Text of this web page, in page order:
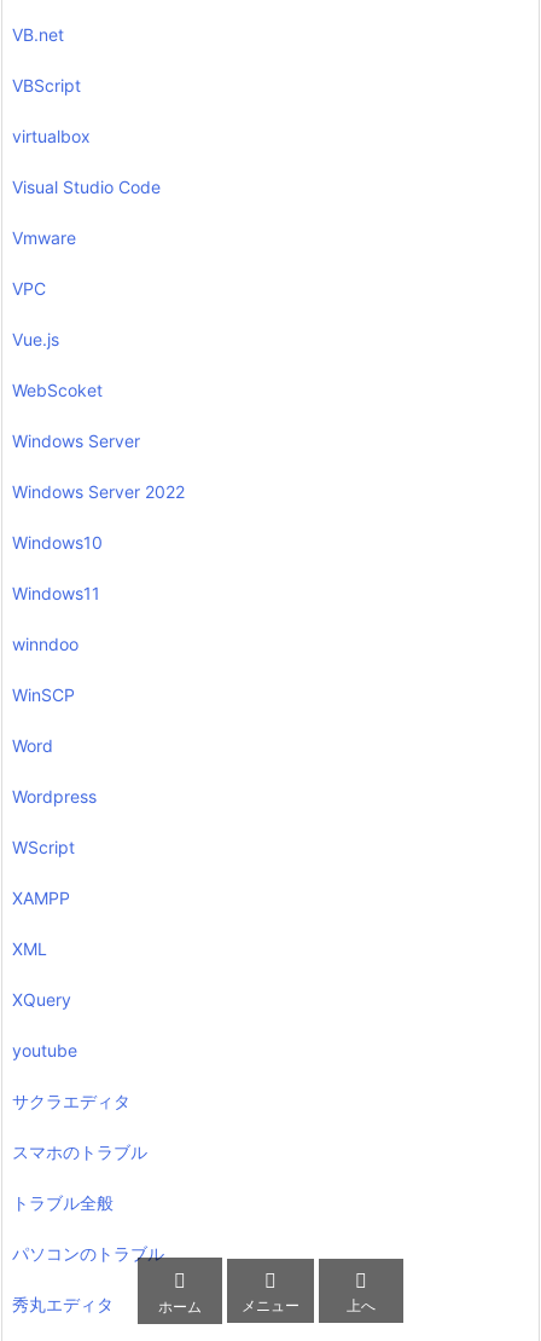
VB.net
VBScript
virtualbox
Visual Studio Code
Vmware
VPC
Vue.js
WebScoket
Windows Server
Windows Server 2022
Windows10
Windows11
winndoo
WinSCP
Word
Wordpress
WScript
XAMPP
XML
XQuery
youtube
サクラエディタ
スマホのトラブル
トラブル全般
パソコンのトラブル
秀丸エディタ

ホーム

メニュー

上へ